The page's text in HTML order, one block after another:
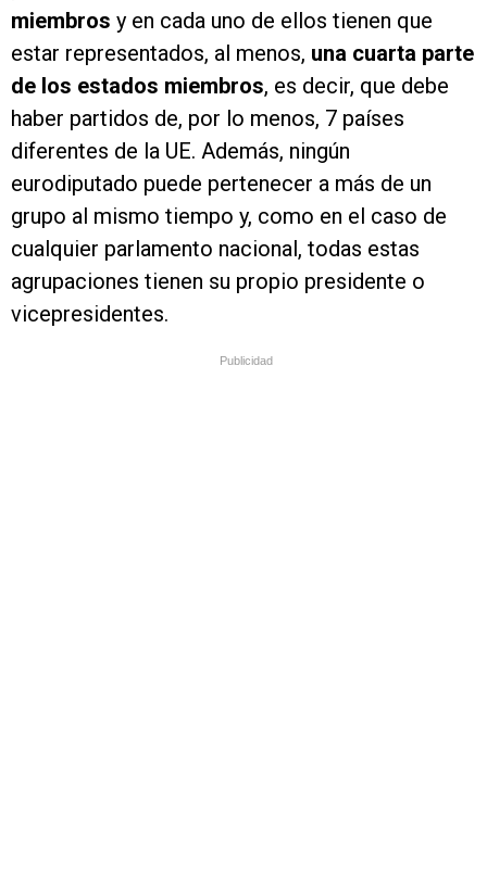
miembros y en cada uno de ellos tienen que
estar representados, al menos, una cuarta parte
de los estados miembros, es decir, que debe
haber partidos de, por lo menos, 7 países
diferentes de la UE. Además, ningún
eurodiputado puede pertenecer a más de un
grupo al mismo tiempo y, como en el caso de
cualquier parlamento nacional, todas estas
agrupaciones tienen su propio presidente o
vicepresidentes.
Publicidad